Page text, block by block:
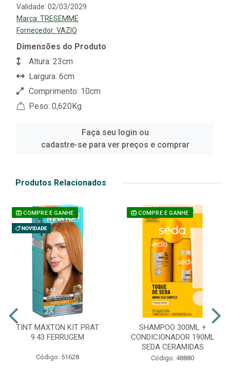
Validade: 02/03/2029
Marca: TRESEMME
Fornecedor: VAZIO
Dimensões do Produto
Altura: 23cm
Largura: 6cm
Comprimento: 10cm
Peso: 0,620Kg
Faça seu login ou
cadastre-se para ver preços e comprar
Produtos Relacionados
COMPRE E GANHE
TINT MAXTON KIT PRAT
9.43 FERRUGEM
Código: 51628
COMPRE E GANHE
SHAMPOO 300ML +
CONDICIONADOR 190ML
SEDA CERAMIDAS
Código: 48880